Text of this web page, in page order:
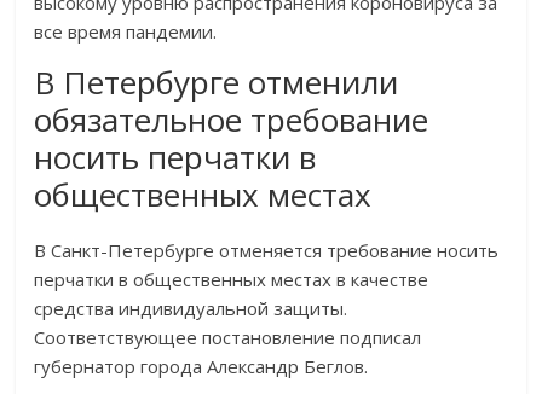
все время пандемии.
В Петербурге отменили
обязательное требование
носить перчатки в
общественных местах
В Санкт-Петербурге отменяется требование носить
перчатки в общественных местах в качестве
средства индивидуальной защиты.
Соответствующее постановление подписал
губернатор города Александр Беглов.